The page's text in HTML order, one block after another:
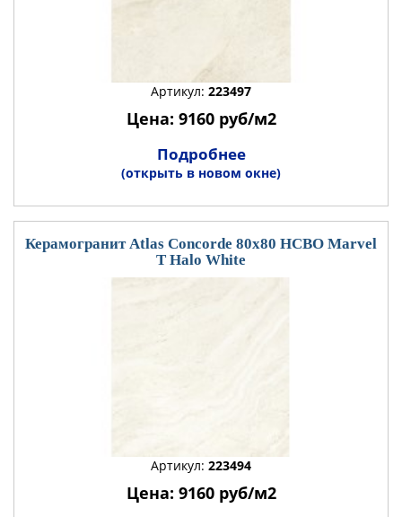
Артикул: 223497
Цена: 9160 руб/м2
Подробнее
(открыть в новом окне)
Керамогранит Atlas Concorde 80x80 HCBO Marvel
T Halo White
Артикул: 223494
Цена: 9160 руб/м2